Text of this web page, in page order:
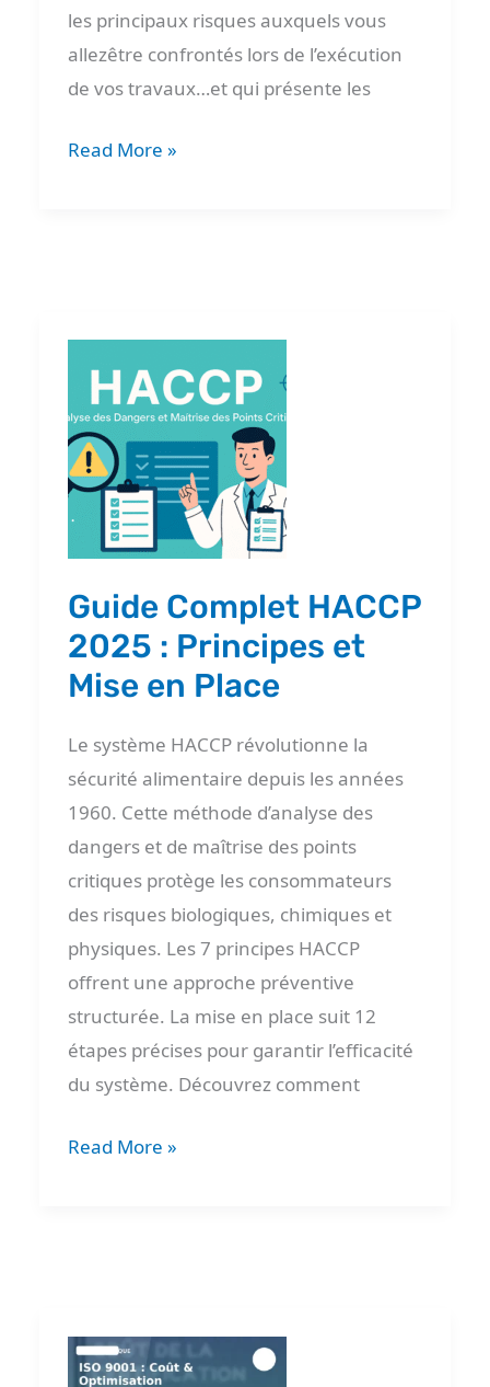
les principaux risques auxquels vous
allezêtre confrontés lors de l’exécution
de vos travaux…et qui présente les
Read More »
Guide Complet HACCP
2025 : Principes et
Mise en Place
Le système HACCP révolutionne la
sécurité alimentaire depuis les années
1960. Cette méthode d’analyse des
dangers et de maîtrise des points
critiques protège les consommateurs
des risques biologiques, chimiques et
physiques. Les 7 principes HACCP
offrent une approche préventive
structurée. La mise en place suit 12
étapes précises pour garantir l’efficacité
du système. Découvrez comment
Complet
HACCP
2025
:
Principes
et
Mise
en
Place
Read More »
Combien